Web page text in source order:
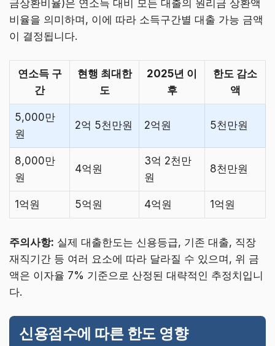
금상환비율)은 연소득 대비 모든 대출의 원리금 상환액
비율을 의미하며, 이에 따라 소득구간별 대출 가능 금액
이 결정됩니다.
연소득 구
간
현행 최대한
도
2025년 이
후
한도 감소
액
5,000만
원
2억 5천만원 2억원 5천만원
8,000만
원
4억원
3억 2천만
원
8천만원
1억원 5억원 4억원 1억원
주의사항: 실제 대출한도는 신용등급, 기존 대출, 직장
재직기간 등 여러 요소에 따라 달라질 수 있으며, 위 금
액은 이자율 7% 기준으로 산정된 대략적인 추정치입니
다.
신용점수에 따른 한도 영향